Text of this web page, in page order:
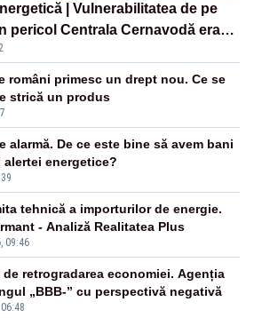
| Vulnerabilitatea de pe
pericol Centrala Cernavodă era
lui Ceaușescu
români primesc un drept nou. Ce se
strică un produs
alarmă. De ce este bine să avem bani
energetice?
09:46
tehnică a importurilor de energie.
- Analiză Realitatea Plus
de retrogradarea economiei. Agenția
„BBB-” cu perspectivă negativă